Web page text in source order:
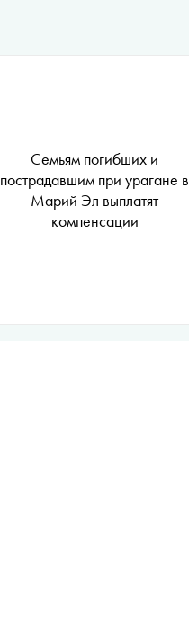
Семьям погибших и
пострадавшим при урагане в
Марий Эл выплатят
компенсации